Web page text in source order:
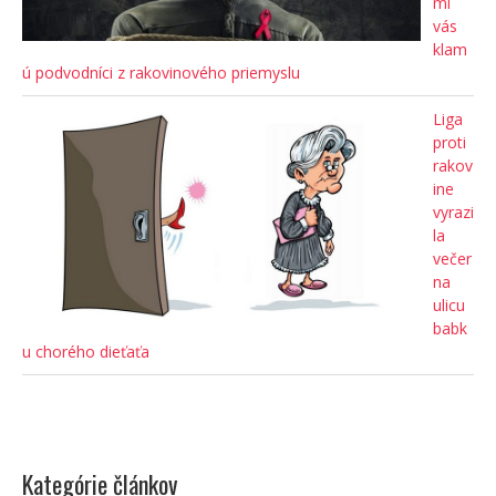
vás
klam
ú podvodníci z rakovinového priemyslu
Liga
proti
rakov
ine
vyrazi
la
večer
na
ulicu
babk
u chorého dieťaťa
Kategórie článkov